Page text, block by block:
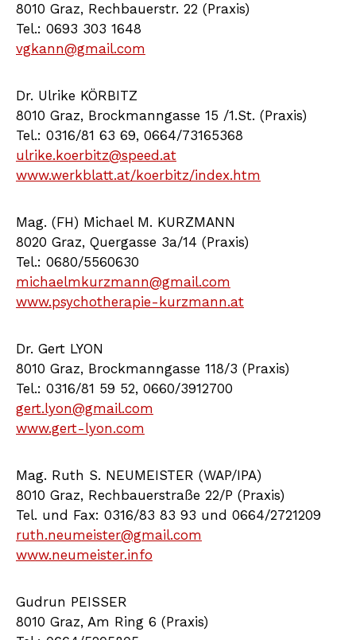
8010 Graz, Rechbauerstr. 22 (Praxis)
Tel.: 0693 303 1648
vgkann@gmail.com
Dr. Ulrike KÖRBITZ
8010 Graz, Brockmanngasse 15 /1.St. (Praxis)
Tel.: 0316/81 63 69, 0664/73165368
ulrike.koerbitz@speed.at
www.werkblatt.at/koerbitz/index.htm
Mag. (FH) Michael M. KURZMANN
8020 Graz, Quergasse 3a/14 (Praxis)
Tel.: 0680/5560630
michaelmkurzmann@gmail.com
www.psychotherapie-kurzmann.at
Dr. Gert LYON
8010 Graz, Brockmanngasse 118/3 (Praxis)
Tel.: 0316/81 59 52, 0660/3912700
gert.lyon@gmail.com
www.gert-lyon.com
Mag. Ruth S. NEUMEISTER (WAP/IPA)
8010 Graz, Rechbauerstraße 22/P (Praxis)
Tel. und Fax: 0316/83 83 93 und 0664/2721209
ruth.neumeister@gmail.com
www.neumeister.info
Gudrun PEISSER
8010 Graz, Am Ring 6 (Praxis)